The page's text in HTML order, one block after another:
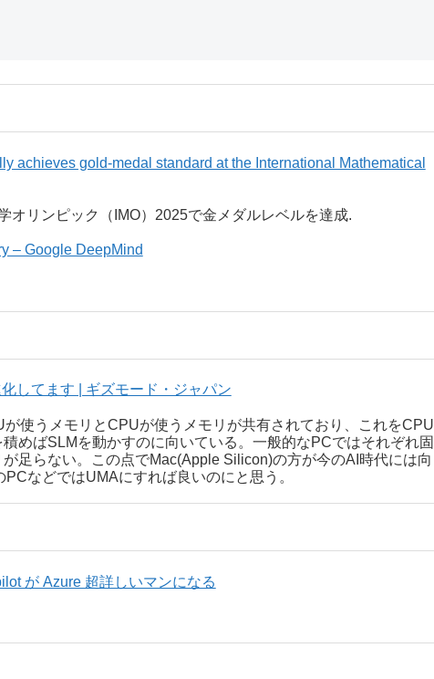
achieves gold-medal standard at the International Mathematical
リンピック（IMO）2025で金メダルレベルを達成.
– Google DeepMind
してます | ギズモード・ジャパン
使うメモリとCPUが使うメモリが共有されており、これをCPU
めばSLMを動かすのに向いている。一般的なPCではそれぞれ固
足らない。この点でMac(Apple Silicon)の方が今のAI時代には向
などではUMAにすれば良いのにと思う。
が Azure 超詳しいマンになる